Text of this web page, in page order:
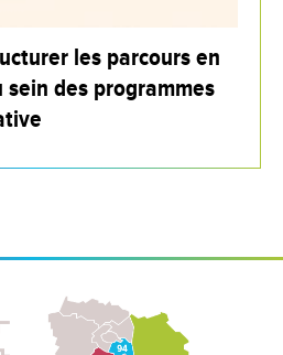
les parcours en
des programmes